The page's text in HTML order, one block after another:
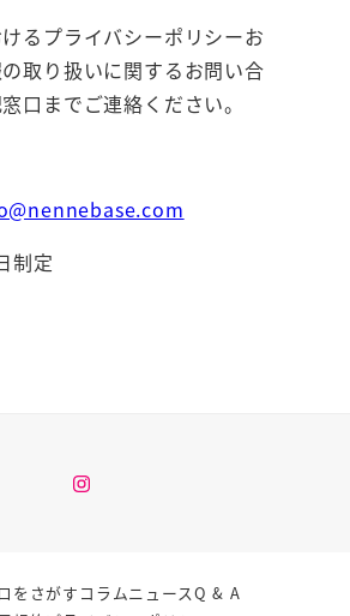
るプライバシーポリシーお
取り扱いに関するお問い合
口までご連絡ください。
制定
Instagram
をさがす コラムニュースQ & A